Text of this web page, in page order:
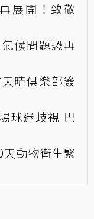
展開！致敬
候問題恐再
晴俱樂部簽
球迷歧視 巴
動物衛生緊